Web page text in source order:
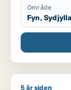
Område
Fyn,
Lone søger
5 år siden